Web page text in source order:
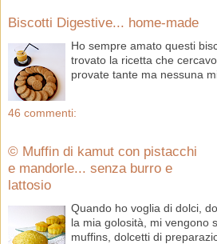
Biscotti Digestive... home-made
Ho sempre amato questi
trovato la ricetta che
provate tante ma nessuna
46 commenti:
© Muffin di kamut con pistacchi
e mandorle... senza burro e
lattosio
Quando ho voglia di dolci,
la mia golosità, mi vengono
muffins, dolcetti di